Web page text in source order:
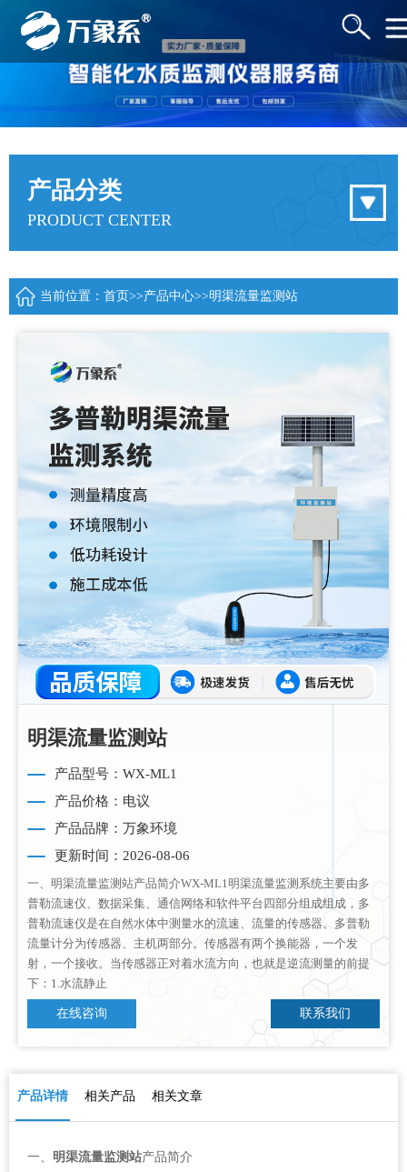
产品分类
PRODUCT CENTER
当前位置： 首页>>产品中心>>明渠流量监测站
明渠流量监测站
产品型号：WX-ML1
产品价格：电议
产品品牌：万象环境
更新时间：2026-08-06
一、明渠流量监测站产品简介WX-ML1明渠流量监测系统主要由多
普勒流速仪、数据采集、通信网络和软件平台四部分组成组成，多
普勒流速仪是在自然水体中测量水的流速、流量的传感器。多普勒
流量计分为传感器、主机两部分。传感器有两个换能器，一个发
射，一个接收。当传感器正对着水流方向，也就是逆流测量的前提
下：1.水流静止
在线咨询 联系我们
产品详情 相关产品 相关文章
一、 明渠流量监测站产品简介